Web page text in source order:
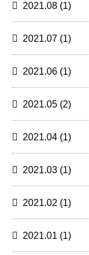
2021.08 (1)
2021.07 (1)
2021.06 (1)
2021.05 (2)
2021.04 (1)
2021.03 (1)
2021.02 (1)
2021.01 (1)